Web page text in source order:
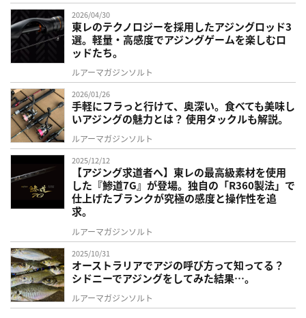
2026/04/30
東レのテクノロジーを採用したアジングロッド3
選。軽量・高感度でアジングゲームを楽しむロ
ッドたち。
ルアーマガジンソルト
2026/01/26
手軽にフラっと行けて、奥深い。食べても美味し
いアジングの魅力とは？ 使用タックルも解説。
ルアーマガジンソルト
2025/12/12
【アジング求道者へ】東レの最高級素材を使用
した『鯵道7G』が登場。独自の「R360製法」で
仕上げたブランクが究極の感度と操作性を追
求。
ルアーマガジンソルト
2025/10/31
オーストラリアでアジの呼び方って知ってる？
シドニーでアジングをしてみた結果…。
ルアーマガジンソルト